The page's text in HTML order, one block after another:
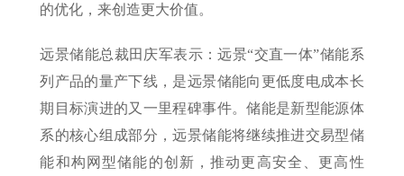
的优化，来创造更大价值。
远景储能总裁田庆军表示：远景“交直一体”储能系
列产品的量产下线，是远景储能向更低度电成本长
期目标演进的又一里程碑事件。储能是新型能源体
系的核心组成部分，远景储能将继续推进交易型储
能和构网型储能的创新，推动更高安全、更高性